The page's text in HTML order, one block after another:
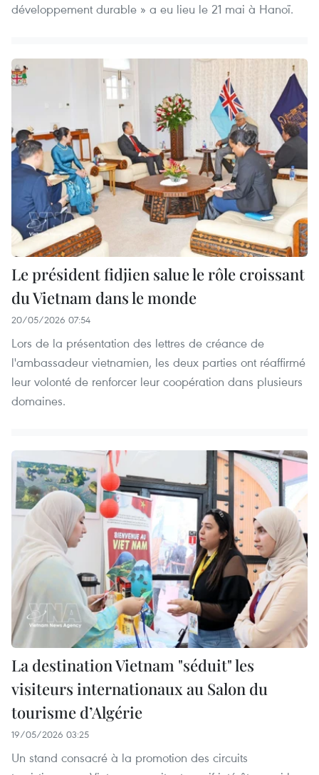
développement durable » a eu lieu le 21 mai à Hanoï.
Le président fidjien salue le rôle croissant
du Vietnam dans le monde
20/05/2026 07:54
Lors de la présentation des lettres de créance de
l'ambassadeur vietnamien, les deux parties ont réaffirmé
leur volonté de renforcer leur coopération dans plusieurs
domaines.
La destination Vietnam "séduit" les
visiteurs internationaux au Salon du
tourisme d’Algérie
19/05/2026 03:25
Un stand consacré à la promotion des circuits